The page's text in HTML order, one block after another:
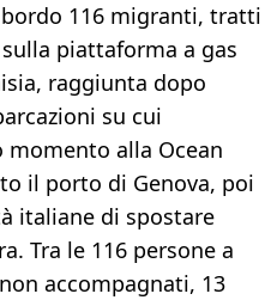
116 migranti, tratti
piattaforma a gas
raggiunta dopo
su cui
alla Ocean
il porto di Genova, poi
italiane di spostare
Tra le 116 persone a
accompagnati, 13